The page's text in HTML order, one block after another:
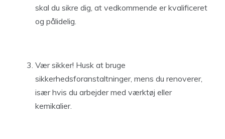
skal du sikre dig, at vedkommende er kvalificeret
og pålidelig.
Vær sikker! Husk at bruge
sikkerhedsforanstaltninger, mens du renoverer,
især hvis du arbejder med værktøj eller
kemikalier.